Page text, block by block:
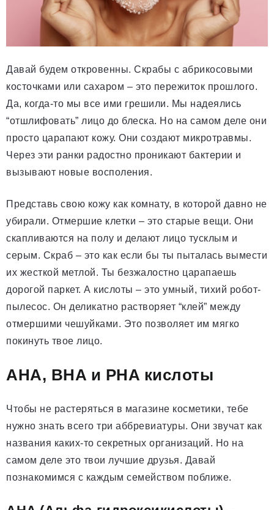
Давай будем откровенны. Скрабы с абрикосовыми
косточками или сахаром – это пережиток прошлого.
Да, когда-то мы все ими грешили. Мы надеялись
“отшлифовать” лицо до блеска. Но на самом деле они
просто царапают кожу. Они создают микротравмы.
Через эти ранки радостно проникают бактерии и
вызывают новые восполения.
Представь свою кожу как комнату, в которой давно не
убирали. Отмершие клетки – это старые вещи. Они
скапливаются на полу и делают лицо тусклым и
серым. Скраб – это как если бы ты пыталась вымести
их жесткой метлой. Ты безжалостно царапаешь
дорогой паркет. А кислоты – это умный, тихий робот-
пылесос. Он деликатно растворяет “клей” между
отмершими чешуйками. Это позволяет им мягко
покинуть твое лицо.
AHA, BHA и PHA кислоты
Чтобы не растеряться в магазине косметики, тебе
нужно знать всего три аббревиатуры. Они звучат как
названия каких-то секретных организаций. Но на
самом деле это твои лучшие друзья. Давай
познакомимся с каждым семейством поближе.